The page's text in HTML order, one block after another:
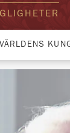
VÄRLDENS